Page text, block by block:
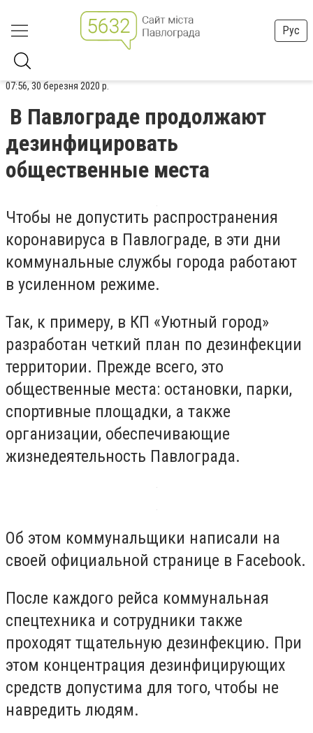
Рус
07:56, 30 березня 2020 р.
В Павлограде продолжают
дезинфицировать
общественные места
Чтобы не допустить распространения
коронавируса в Павлограде, в эти дни
коммунальные службы города работают
в усиленном режиме.
Так, к примеру, в КП «Уютный город»
разработан четкий план по дезинфекции
территории. Прежде всего, это
общественные места: остановки, парки,
спортивные площадки, а также
организации, обеспечивающие
жизнедеятельность Павлограда.
Об этом коммунальщики написали на
своей официальной странице в Facebook.
После каждого рейса коммунальная
спецтехника и сотрудники также
проходят тщательную дезинфекцию. При
этом концентрация дезинфицирующих
средств допустима для того, чтобы не
навредить людям.